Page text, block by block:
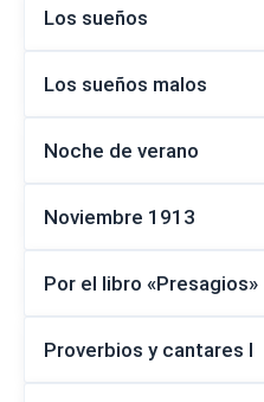
Los sueños
Los sueños malos
Noche de verano
Noviembre 1913
Por el libro «Presagios»
Proverbios y cantares I